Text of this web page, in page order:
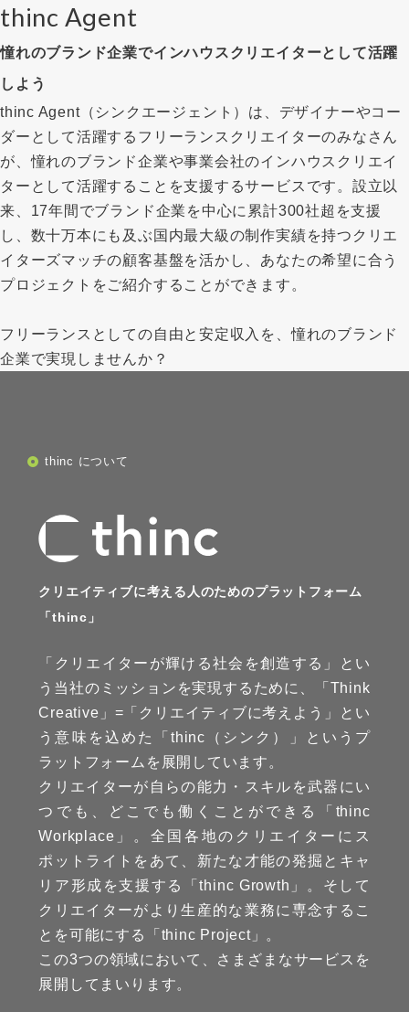
thinc Agent
憧れのブランド企業でインハウスクリエイターとして活躍
しよう
thinc Agent（シンクエージェント）は、デザイナーやコー
ダーとして活躍するフリーランスクリエイターのみなさん
が、憧れのブランド企業や事業会社のインハウスクリエイ
ターとして活躍することを支援するサービスです。設立以
来、17年間でブランド企業を中心に累計300社超を支援
し、数十万本にも及ぶ国内最大級の制作実績を持つクリエ
イターズマッチの顧客基盤を活かし、あなたの希望に合う
プロジェクトをご紹介することができます。
フリーランスとしての自由と安定収入を、憧れのブランド
企業で実現しませんか？
thinc について
クリエイティブに考える人のためのプラットフォーム
「thinc」
「クリエイターが輝ける社会を創造する」とい
う当社のミッションを実現するために、「Think
Creative」=「クリエイティブに考えよう」とい
う意味を込めた「thinc（シンク）」というプ
ラットフォームを展開しています。
クリエイターが自らの能力・スキルを武器にい
つでも、どこでも働くことができる「thinc
Workplace」。全国各地のクリエイターにス
ポットライトをあて、新たな才能の発掘とキャ
リア形成を支援する「thinc Growth」。そして
クリエイターがより生産的な業務に専念するこ
とを可能にする「thinc Project」。
この3つの領域において、さまざまなサービスを
展開してまいります。